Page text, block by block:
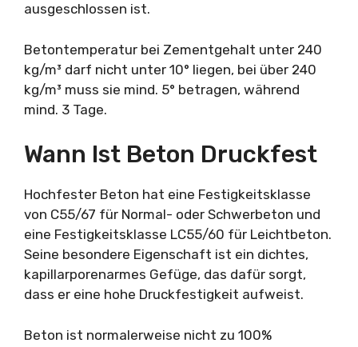
ausgeschlossen ist.
Betontemperatur bei Zementgehalt unter 240
kg/m³ darf nicht unter 10° liegen, bei über 240
kg/m³ muss sie mind. 5° betragen, während
mind. 3 Tage.
Wann Ist Beton Druckfest
Hochfester Beton hat eine Festigkeitsklasse
von C55/67 für Normal- oder Schwerbeton und
eine Festigkeitsklasse LC55/60 für Leichtbeton.
Seine besondere Eigenschaft ist ein dichtes,
kapillarporenarmes Gefüge, das dafür sorgt,
dass er eine hohe Druckfestigkeit aufweist.
Beton ist normalerweise nicht zu 100%